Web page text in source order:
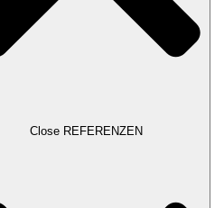
Close REFERENZEN